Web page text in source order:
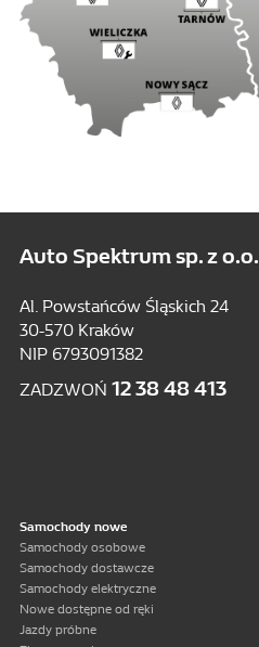
Auto Spektrum sp. z o.o.
Al. Powstańców Śląskich 24
30-570 Kraków
NIP 6793091382
ZADZWOŃ 12 38 48 413
Samochody nowe
Samochody osobowe
Samochody dostawcze
Samochody elektryczne
Nowe dostępne od ręki
Jazdy próbne